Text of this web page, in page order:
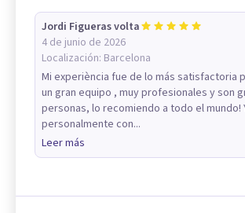
Jordi Figueras volta
4 de junio de 2026
Localización: Barcelona
Mi experiència fue de lo más satisfactoria
un gran equipo , muy profesionales y son
personas, lo recomiendo a todo el mundo!
personalmente con...
Leer más